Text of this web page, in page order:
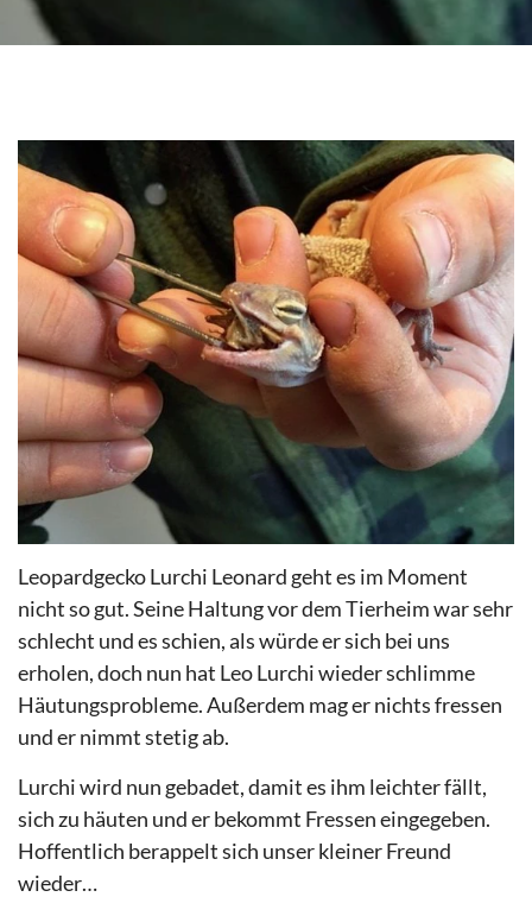
Leopardgecko Lurchi Leonard geht es im Moment
nicht so gut. Seine Haltung vor dem Tierheim war sehr
schlecht und es schien, als würde er sich bei uns
erholen, doch nun hat Leo Lurchi wieder schlimme
Häutungsprobleme. Außerdem mag er nichts fressen
und er nimmt stetig ab.
Lurchi wird nun gebadet, damit es ihm leichter fällt,
sich zu häuten und er bekommt Fressen eingegeben.
Hoffentlich berappelt sich unser kleiner Freund
wieder…